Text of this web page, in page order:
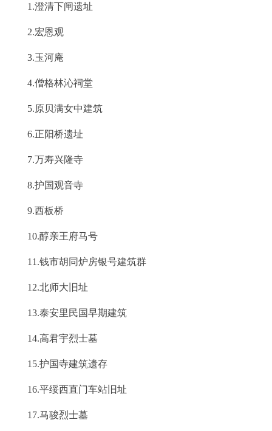
ITALIANO
1.澄清下闸遗址
2.宏恩观
3.玉河庵
4.僧格林沁祠堂
5.原贝满女中建筑
6.正阳桥遗址
7.万寿兴隆寺
8.护国观音寺
9.西板桥
10.醇亲王府马号
11.钱市胡同炉房银号建筑群
12.北师大旧址
13.泰安里民国早期建筑
14.高君宇烈士墓
15.护国寺建筑遗存
16.平绥西直门车站旧址
17.马骏烈士墓